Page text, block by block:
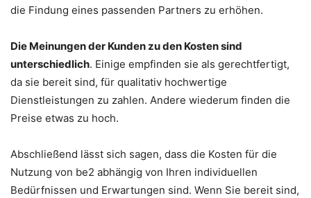
die Findung eines passenden Partners zu erhöhen.
Die Meinungen der Kunden zu den Kosten sind
unterschiedlich. Einige empfinden sie als gerechtfertigt,
da sie bereit sind, für qualitativ hochwertige
Dienstleistungen zu zahlen. Andere wiederum finden die
Preise etwas zu hoch.
Abschließend lässt sich sagen, dass die Kosten für die
Nutzung von be2 abhängig von Ihren individuellen
Bedürfnissen und Erwartungen sind. Wenn Sie bereit sind,